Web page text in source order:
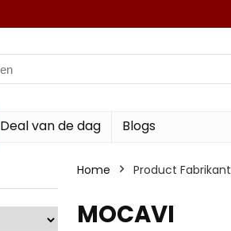
Deal van de dag Blogs
Home Product Fabrikant
‎MOCAVI